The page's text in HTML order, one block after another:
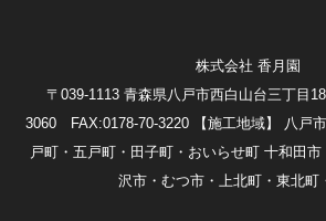
株式会社 香月園
〒039-1113 青森県八戸市西白山台三丁目
3060 FAX:0178-70-3220
【施工地域】 八戸
戸町・五戸町・田子町・おいらせ町 十和田
沢市・むつ市・上北町・東北町